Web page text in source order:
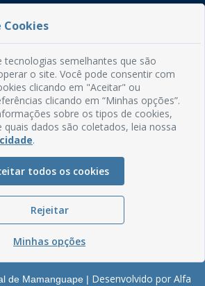
78, Centro
à Sexta, das 08h às 13h
do Site
frequentes
Glossário
Ouvidoria
Internos
de Privacidade
de Mamanguape | Desenvolvido por Alfa
Cookies
tecnologias semelhantes que são
o site. Você pode consentir com
clicando em "Aceitar" ou
clicando em “Minhas opções”.
sobre os tipos de cookies,
dados são coletados, leia nossa
.
todos os cookies
Rejeitar
Minhas opções